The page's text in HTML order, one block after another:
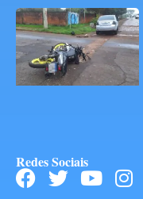
Redes Sociais